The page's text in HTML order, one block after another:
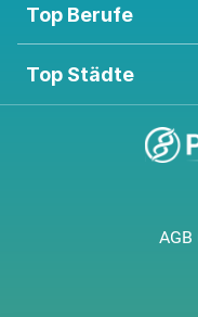
Top Berufe
Top Städte